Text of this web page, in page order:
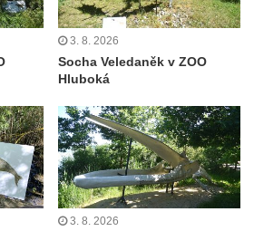
pastýř u studánky
cestě pod
na schodišti ke
Panny Marie ve
Nepomuckého na
Nanebevzetí Panny
3. 8. 2026
Socha Veledaněk v ZOO
Hluboká
3. 8. 2026